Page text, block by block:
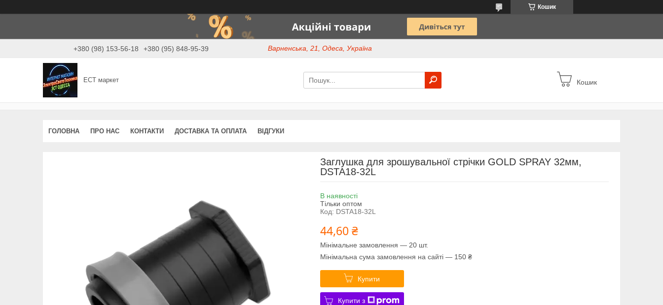
Кошик
+380 (98) 153-56-18 +380 (95) 848-95-39 Варненська, 21, Одеса, Україна
ЕСТ маркет Кошик
ГОЛОВНА ПРО НАС КОНТАКТИ ДОСТАВКА ТА ОПЛАТА ВІДГУКИ
Заглушка для зрошувальної стрічки GOLD SPRAY 32мм,
DSTA18-32L
В наявності
Тільки оптом
Код: DSTA18-32L
44,60 ₴
Мінімальне замовлення — 20 шт.
Мінімальна сума замовлення на сайті — 150 ₴
Купити
Купити з